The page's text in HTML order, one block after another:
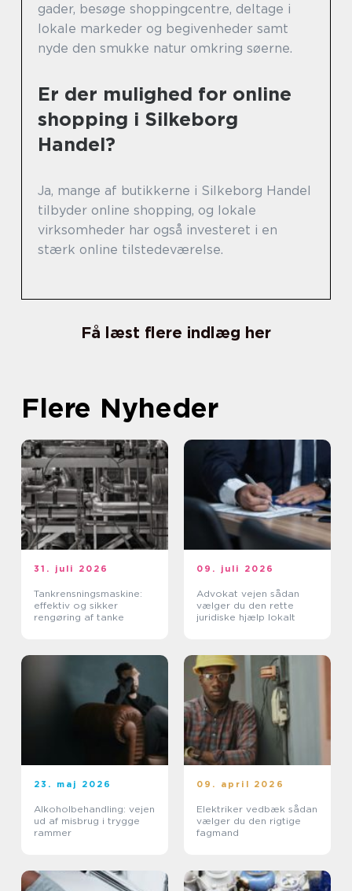
gader, besøge shoppingcentre, deltage i
lokale markeder og begivenheder samt
nyde den smukke natur omkring søerne.
Er der mulighed for online
shopping i Silkeborg
Handel?
Ja, mange af butikkerne i Silkeborg Handel
tilbyder online shopping, og lokale
virksomheder har også investeret i en
stærk online tilstedeværelse.
Få læst flere indlæg her
Flere Nyheder
31. juli 2026
Tankrensningsmaskine:
effektiv og sikker
rengøring af tanke
09. juli 2026
Advokat vejen sådan
vælger du den rette
juridiske hjælp lokalt
23. maj 2026
Alkoholbehandling: vejen
ud af misbrug i trygge
rammer
09. april 2026
Elektriker vedbæk sådan
vælger du den rigtige
fagmand